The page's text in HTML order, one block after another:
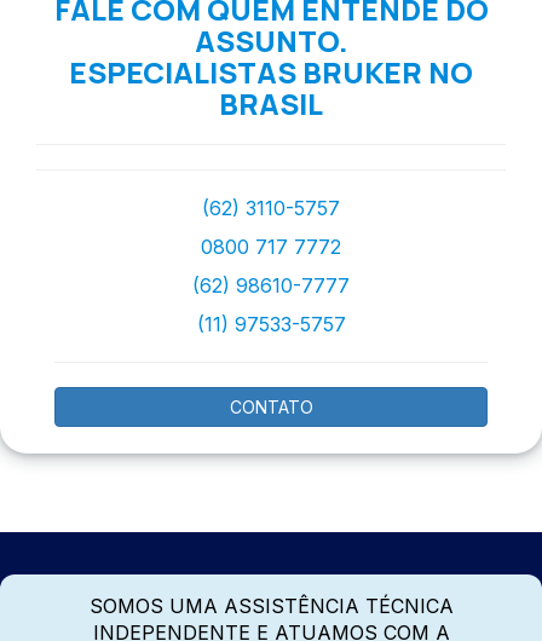
FALE COM QUEM ENTENDE DO
ASSUNTO.
ESPECIALISTAS BRUKER NO
BRASIL
(62) 3110-5757
0800 717 7772
(62) 98610-7777
(11) 97533-5757
CONTATO
SOMOS UMA ASSISTÊNCIA TÉCNICA
INDEPENDENTE E ATUAMOS COM A